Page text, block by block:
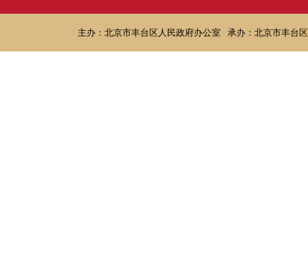
主办：北京市丰台区人民政府办公室 承办：北京市丰台